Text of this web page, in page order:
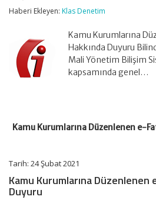
Haberi Ekleyen: Klas Denetim
Kamu Kurumlarına
Hakkında Duyuru
Mali Yönetim Bilişim
kapsamında genel…
Kamu Kurumlarına Düzenlenen e-
Tarih: 24 Şubat 2021
Kamu Kurumlarına Düzenlenen
Duyuru